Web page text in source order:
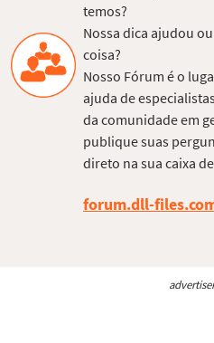
temos?
Nossa dica ajudou
coisa?
Nosso Fórum é o
ajuda de
da comunidade em
publique suas
direto na sua caixa
forum.dll-